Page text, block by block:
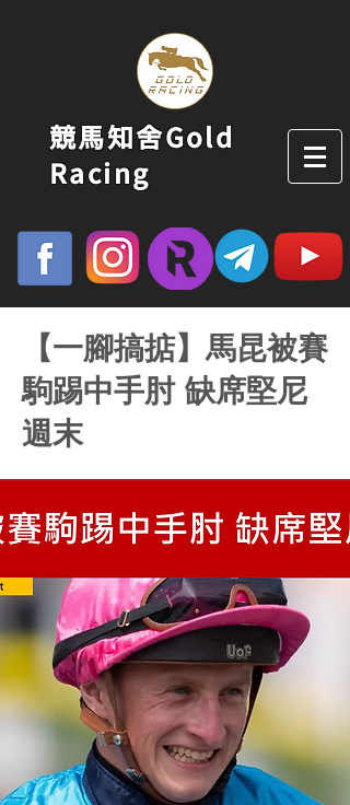
競馬知舍Gold
Racing
【一腳搞掂】馬昆被賽
駒踢中手肘 缺席堅尼
週末